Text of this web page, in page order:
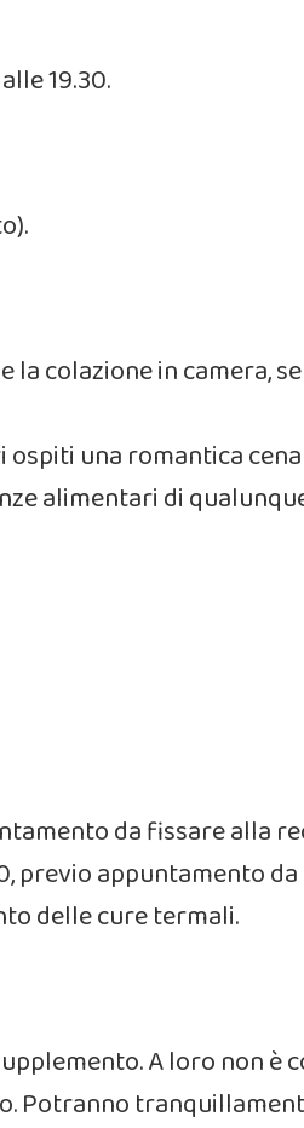
19.30.
la colazione in camera,
una romantica
alimentari di
da fissare alla
previo appuntamento
delle cure termali.
A loro non è
Potranno